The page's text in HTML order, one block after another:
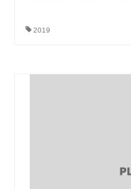
2019